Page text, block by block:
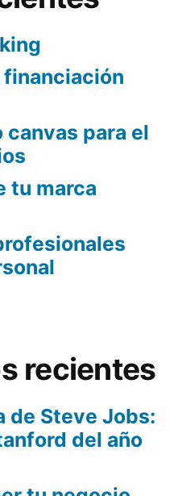
financiación
canvas para el
tu marca
recientes
de Steve Jobs:
del año